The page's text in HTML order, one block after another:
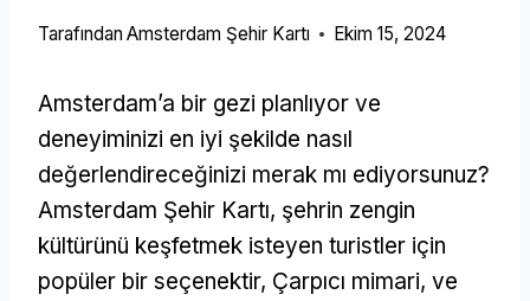
Tarafından Amsterdam Şehir Kartı Ekim 15, 2024
Amsterdam’a bir gezi planlıyor ve
deneyiminizi en iyi şekilde nasıl
değerlendireceğinizi merak mı ediyorsunuz?
Amsterdam Şehir Kartı, şehrin zengin
kültürünü keşfetmek isteyen turistler için
popüler bir seçenektir, Çarpıcı mimari, ve